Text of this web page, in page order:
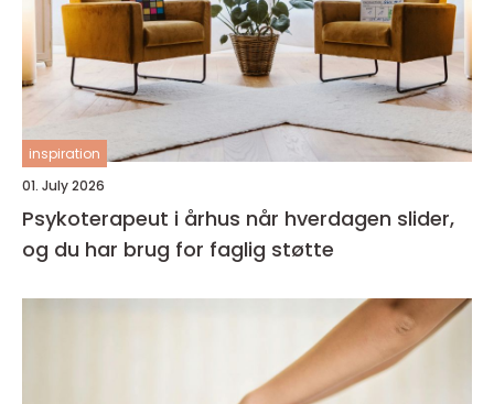
inspiration
01. July 2026
Psykoterapeut i århus når hverdagen slider,
og du har brug for faglig støtte